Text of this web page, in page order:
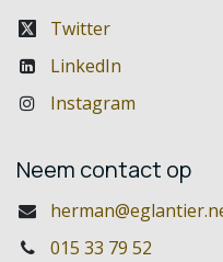
Twitter
LinkedIn
Instagram
Neem contact op
015 33 79 52